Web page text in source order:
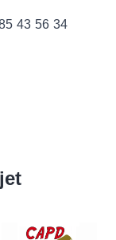
43 56 34